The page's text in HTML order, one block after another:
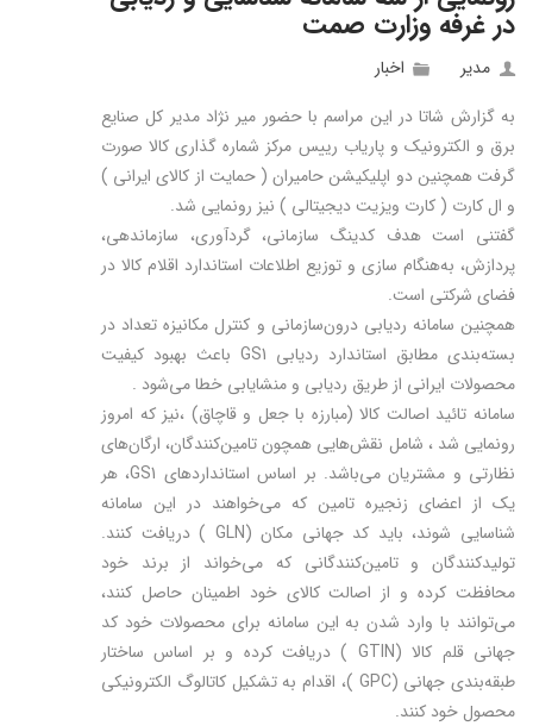
در غرفه وزارت صمت
مدیر
اخبار
به گزارش شاتا در این مراسم با حضور میر نژاد مدیر کل صنایع
برق و الکترونیک و پاریاب رییس مرکز شماره گذاری کالا صورت
گرفت همچنین دو اپلیکیشن حامیران ( حمایت از کالای ایرانی )
و ال کارت ( کارت ویزیت دیجیتالی ) نیز رونمایی شد.
گفتنی است هدف کدینگ سازمانی، گردآوری، سازماندهی،
پردازش، به‌هنگام سازی و توزیع اطلاعات استاندارد اقلام کالا در
فضای شرکتی است.
همچنین سامانه ردیابی درون‌سازمانی و کنترل مکانیزه تعداد در
بسته‌بندی مطابق استاندارد ردیابی GS1 باعث بهبود کیفیت
محصولات ایرانی از طریق ردیابی و منشایابی خطا می‌شود .
سامانه تائید اصالت کالا (مبارزه با جعل و قاچاق) ،نیز که امروز
رونمایی شد ، شامل نقش‌هایی همچون تامین‌کنندگان، ارگان‌های
نظارتی و مشتریان می‌باشد. بر اساس استاندارد‌های GS1، هر
یک از اعضای زنجیره تامین که می‌خواهند در این سامانه
شناسایی شوند، باید کد جهانی مکان (GLN ) دریافت کنند.
تولید‌کنندگان و تامین‌کنندگانی که می‌خواند از برند خود
محافظت کرده و از اصالت کالا‌ی خود اطمینان حاصل کنند،
می‌توانند با وارد شدن به این سامانه برای محصولات خود کد
جهانی قلم کالا (GTIN ) دریافت کرده و بر اساس ساختار
طبقه‌بندی جهانی (GPC )، اقدام به تشکیل کاتالوگ الکترونیکی
محصول خود ‌کنند.